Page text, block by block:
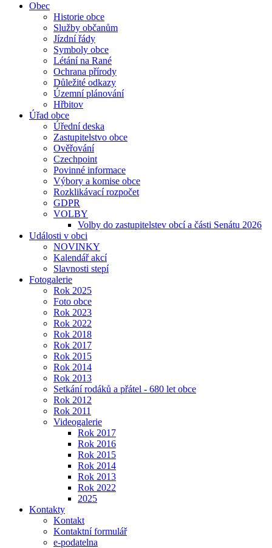
Obec
Historie obce
Služby občanům
Jízdní řády
Symboly obce
Létání na Rané
Ochrana přírody
Důležité odkazy
Územní plánování
Hřbitov
Úřad obce
Úřední deska
Zastupitelstvo obce
Ověřování
Czechpoint
Povinné informace
Výbory a komise obce
Rozklikávací rozpočet
GDPR
VOLBY
Volby do zastupitelstev obcí a části Senátu 2026
Události v obci
NOVINKY
Kalendář akcí
Slavnosti stepí
Fotogalerie
Rok 2025
Foto obce
Rok 2023
Rok 2022
Rok 2018
Rok 2017
Rok 2015
Rok 2014
Rok 2013
Setkání rodáků a přátel - 680 let obce
Rok 2012
Rok 2011
Videogalerie
Rok 2017
Rok 2016
Rok 2015
Rok 2014
Rok 2013
Rok 2022
2025
Kontakty
Kontakt
Kontaktní formulář
e-podatelna